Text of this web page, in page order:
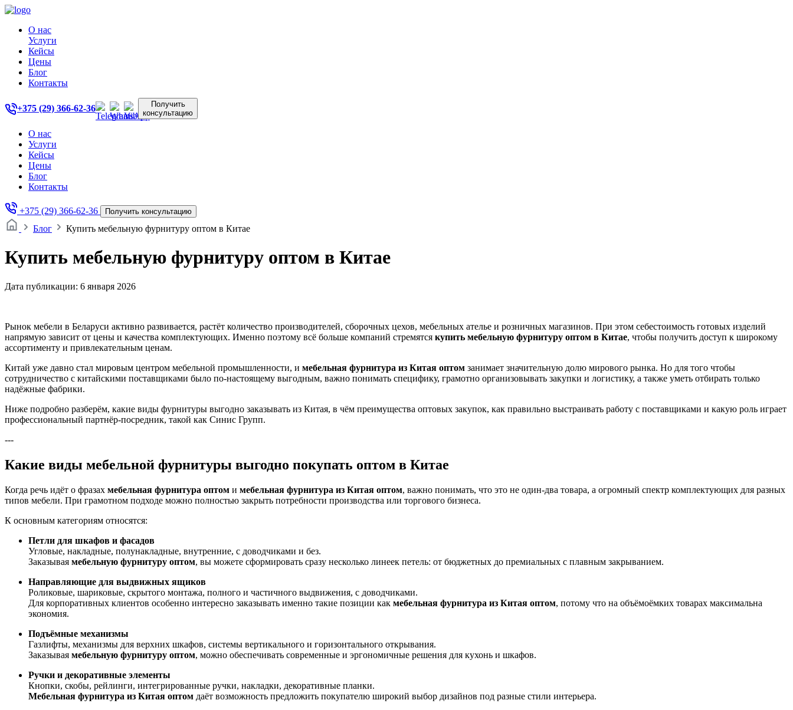
О нас
Услуги
Кейсы
Цены
Блог
Контакты
+375 (29) 366-62-36
Получить
консультацию
О нас
Услуги
Кейсы
Цены
Блог
Контакты
+375 (29) 366-62-36 Получить консультацию
Блог Купить мебельную фурнитуру оптом в Китае
Купить мебельную фурнитуру оптом в Китае
Дата публикации: 6 января 2026
Рынок мебели в Беларуси активно развивается, растёт количество производителей, сборочных цехов, мебельных ателье и розничных магазинов. При этом себестоимость готовых изделий
напрямую зависит от цены и качества комплектующих. Именно поэтому всё больше компаний стремятся купить мебельную фурнитуру оптом в Китае, чтобы получить доступ к широкому
ассортименту и привлекательным ценам.
Китай уже давно стал мировым центром мебельной промышленности, и мебельная фурнитура из Китая оптом занимает значительную долю мирового рынка. Но для того чтобы
сотрудничество с китайскими поставщиками было по‑настоящему выгодным, важно понимать специфику, грамотно организовывать закупки и логистику, а также уметь отбирать только
надёжные фабрики.
Ниже подробно разберём, какие виды фурнитуры выгодно заказывать из Китая, в чём преимущества оптовых закупок, как правильно выстраивать работу с поставщиками и какую роль играет
профессиональный партнёр‑посредник, такой как Синис Групп.
---
Какие виды мебельной фурнитуры выгодно покупать оптом в Китае
Когда речь идёт о фразах мебельная фурнитура оптом и мебельная фурнитура из Китая оптом, важно понимать, что это не один‑два товара, а огромный спектр комплектующих для разных
типов мебели. При грамотном подходе можно полностью закрыть потребности производства или торгового бизнеса.
К основным категориям относятся:
Петли для шкафов и фасадов
Угловые, накладные, полунакладные, внутренние, с доводчиками и без.
Заказывая мебельную фурнитуру оптом, вы можете сформировать сразу несколько линеек петель: от бюджетных до премиальных с плавным закрыванием.
Направляющие для выдвижных ящиков
Роликовые, шариковые, скрытого монтажа, полного и частичного выдвижения, с доводчиками.
Для корпоративных клиентов особенно интересно заказывать именно такие позиции как мебельная фурнитура из Китая оптом, потому что на объёмоёмких товарах максимальна
экономия.
Подъёмные механизмы
Газлифты, механизмы для верхних шкафов, системы вертикального и горизонтального открывания.
Заказывая мебельную фурнитуру оптом, можно обеспечивать современные и эргономичные решения для кухонь и шкафов.
Ручки и декоративные элементы
Кнопки, скобы, рейлинги, интегрированные ручки, накладки, декоративные планки.
Мебельная фурнитура из Китая оптом даёт возможность предложить покупателю широкий выбор дизайнов под разные стили интерьера.